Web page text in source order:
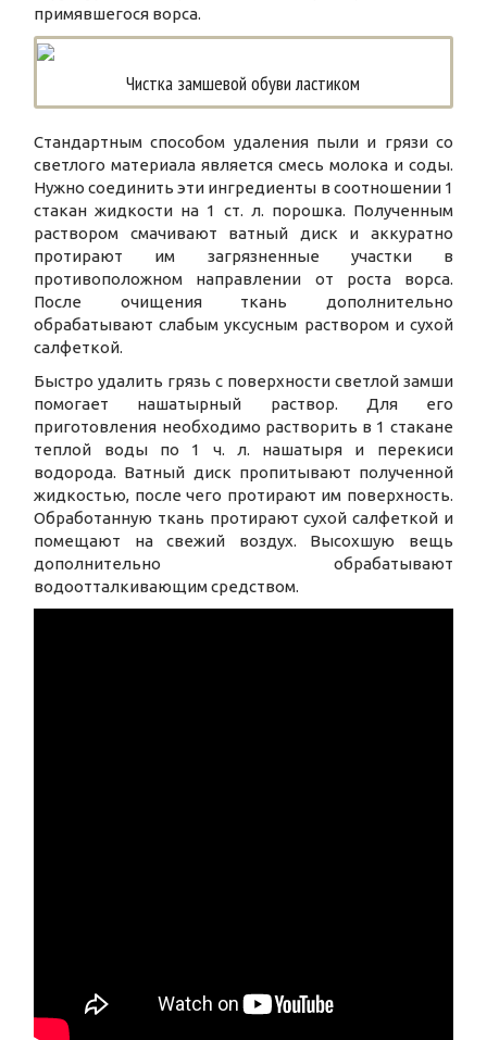
примявшегося ворса.
Чистка замшевой обуви ластиком
Стандартным способом удаления пыли и грязи со
светлого материала является смесь молока и соды.
Нужно соединить эти ингредиенты в соотношении 1
стакан жидкости на 1 ст. л. порошка. Полученным
раствором смачивают ватный диск и аккуратно
протирают им загрязненные участки в
противоположном направлении от роста ворса.
После очищения ткань дополнительно
обрабатывают слабым уксусным раствором и сухой
салфеткой.
Быстро удалить грязь с поверхности светлой замши
помогает нашатырный раствор. Для его
приготовления необходимо растворить в 1 стакане
теплой воды по 1 ч. л. нашатыря и перекиси
водорода. Ватный диск пропитывают полученной
жидкостью, после чего протирают им поверхность.
Обработанную ткань протирают сухой салфеткой и
помещают на свежий воздух. Высохшую вещь
дополнительно обрабатывают
водоотталкивающим средством.